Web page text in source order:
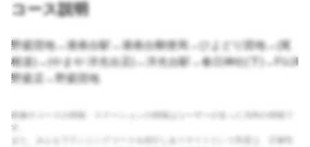
コース説明
野庭団地→港南台駅→港南台郵便局→ひよどり団地→(尾
根道)→(やまや 洋光台店)→洋光台駅→春日神社(下)→FUJI
野庭店→野庭団地
画像やコースの情報・ステーションの情報はユーザーが走った当時の情報で
す。
また、みんなでランニングコースを紹介しあうサイトという性質上、正確性